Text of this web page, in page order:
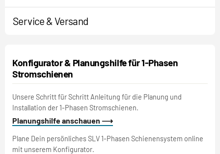
Service & Versand
Konfigurator & Planungshilfe für 1-Phasen
Stromschienen
Unsere Schritt für Schritt Anleitung für die Planung und
Installation der 1-Phasen Stromschienen.
Planungshilfe anschauen ⟶
Plane Dein persönliches SLV 1-Phasen Schienensystem online
mit unserem Konfigurator.